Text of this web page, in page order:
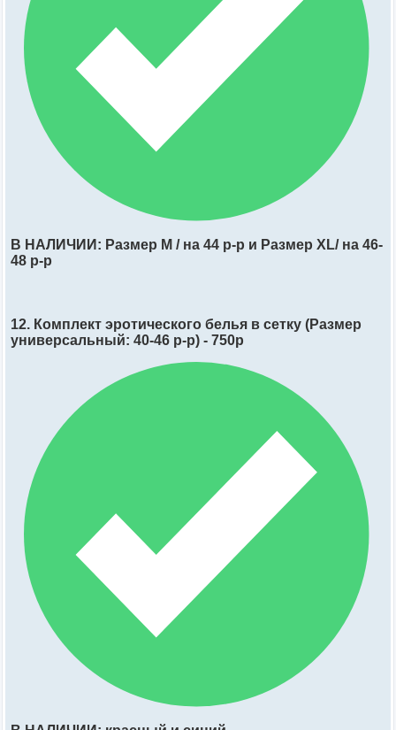
В НАЛИЧИИ: Размер M / на 44 р-р и Размер XL/ на 46-
48 р-р
12. Комплект эротического белья в сетку (Размер
универсальный: 40-46 р-р) - 750р